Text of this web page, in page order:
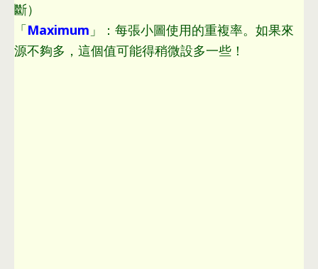
斷）
「Maximum 」 ： 每張小圖使用的重複率。 如果來
源不夠多 ， 這個值可能得稍微設多一些！